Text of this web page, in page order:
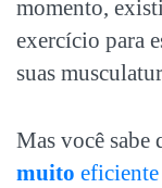
momento,
exercício para
suas
Mas você sabe
muito eficiente